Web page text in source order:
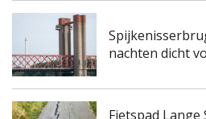
nachten dicht
Fietspad